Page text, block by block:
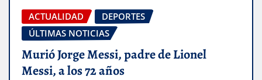
ACTUALIDAD
DEPORTES
ÚLTIMAS NOTICIAS
Murió Jorge Messi, padre de Lionel
Messi, a los 72 años